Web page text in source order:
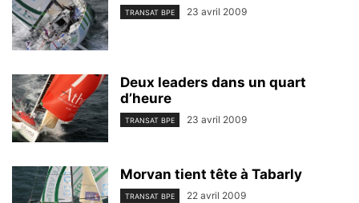
TRANSAT BPE 23 avril 2009
Deux leaders dans un quart
d’heure
TRANSAT BPE 23 avril 2009
Morvan tient tête à Tabarly
TRANSAT BPE 22 avril 2009